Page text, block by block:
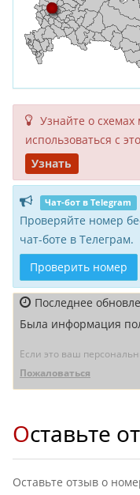
Узнайте о
исполь­зоваться с
Узнать
Чат-бот в Telegram
Проверяйте номер
чат-боте в Телеграм.
Проверить номер
Последнее
Была информация
Если это ваш
Пожаловаться
Оставьте
Оставьте отзыв о